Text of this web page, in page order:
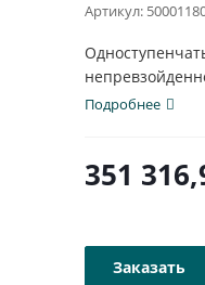
Артикул:
Подробнее
351
Заказать